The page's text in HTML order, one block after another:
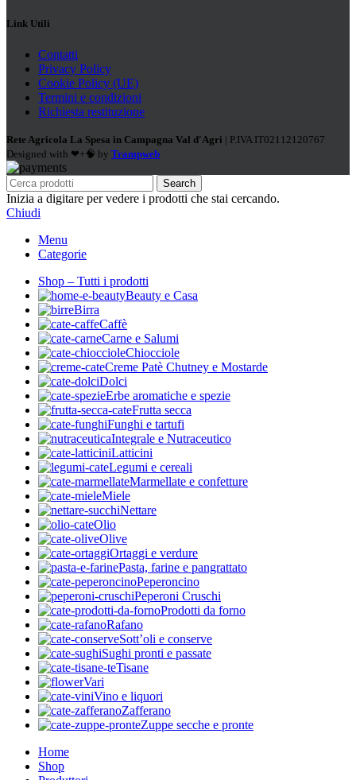
Link Utili
Contatti
Privacy Policy
Cookie Policy (UE)
Termini e condizioni
Richiesta restituzione
Rete Agricola La Spesa in Campagna Val d'Agri | P.IVA IT02112120767
Designed with ❤+🧠 by Trampweb
Search
Inizia a digitare per vedere i prodotti che stai cercando.
Chiudi
Menu
Categorie
Shop – Tutti i prodotti
Beauty e Casa
Birra
Caffè
Carne e Salumi
Chiocciole
Creme Patè Chutney e Mostarde
Dolci
Erbe aromatiche e spezie
Frutta secca
Funghi e tartufi
Integrale e Nutraceutico
Latticini
Legumi e cereali
Marmellate e confetture
Miele
Nettare
Olio
Olive
Ortaggi e verdure
Pasta, farine e pangrattato
Peperoncino
Peperoni Cruschi
Prodotti da forno
Rafano
Sott’oli e conserve
Sughi pronti e passate
Tisane
Vari
Vino e liquori
Zafferano
Zuppe secche e pronte
Home
Shop